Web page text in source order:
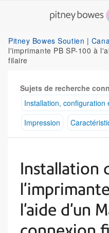
Pitney Bowes Soutien |
l'imprimante PB SP-100 à
filaire
Sujets de recherche
Installation, configuration
Impression
Installation
l'aide d'un